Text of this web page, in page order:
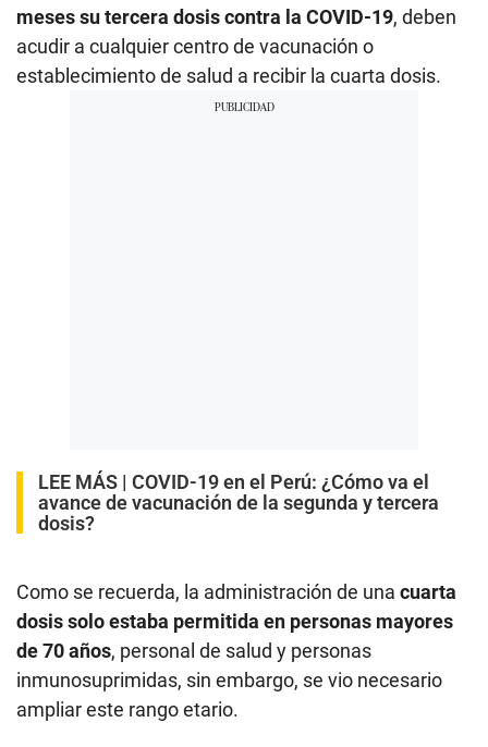
meses su tercera dosis contra la COVID-19, deben
acudir a cualquier centro de vacunación o
establecimiento de salud a recibir la cuarta dosis.
LEE MÁS | COVID-19 en el Perú: ¿Cómo va el
avance de vacunación de la segunda y tercera
dosis?
Como se recuerda, la administración de una cuarta
dosis solo estaba permitida en personas mayores
de 70 años, personal de salud y personas
inmunosuprimidas, sin embargo, se vio necesario
ampliar este rango etario.